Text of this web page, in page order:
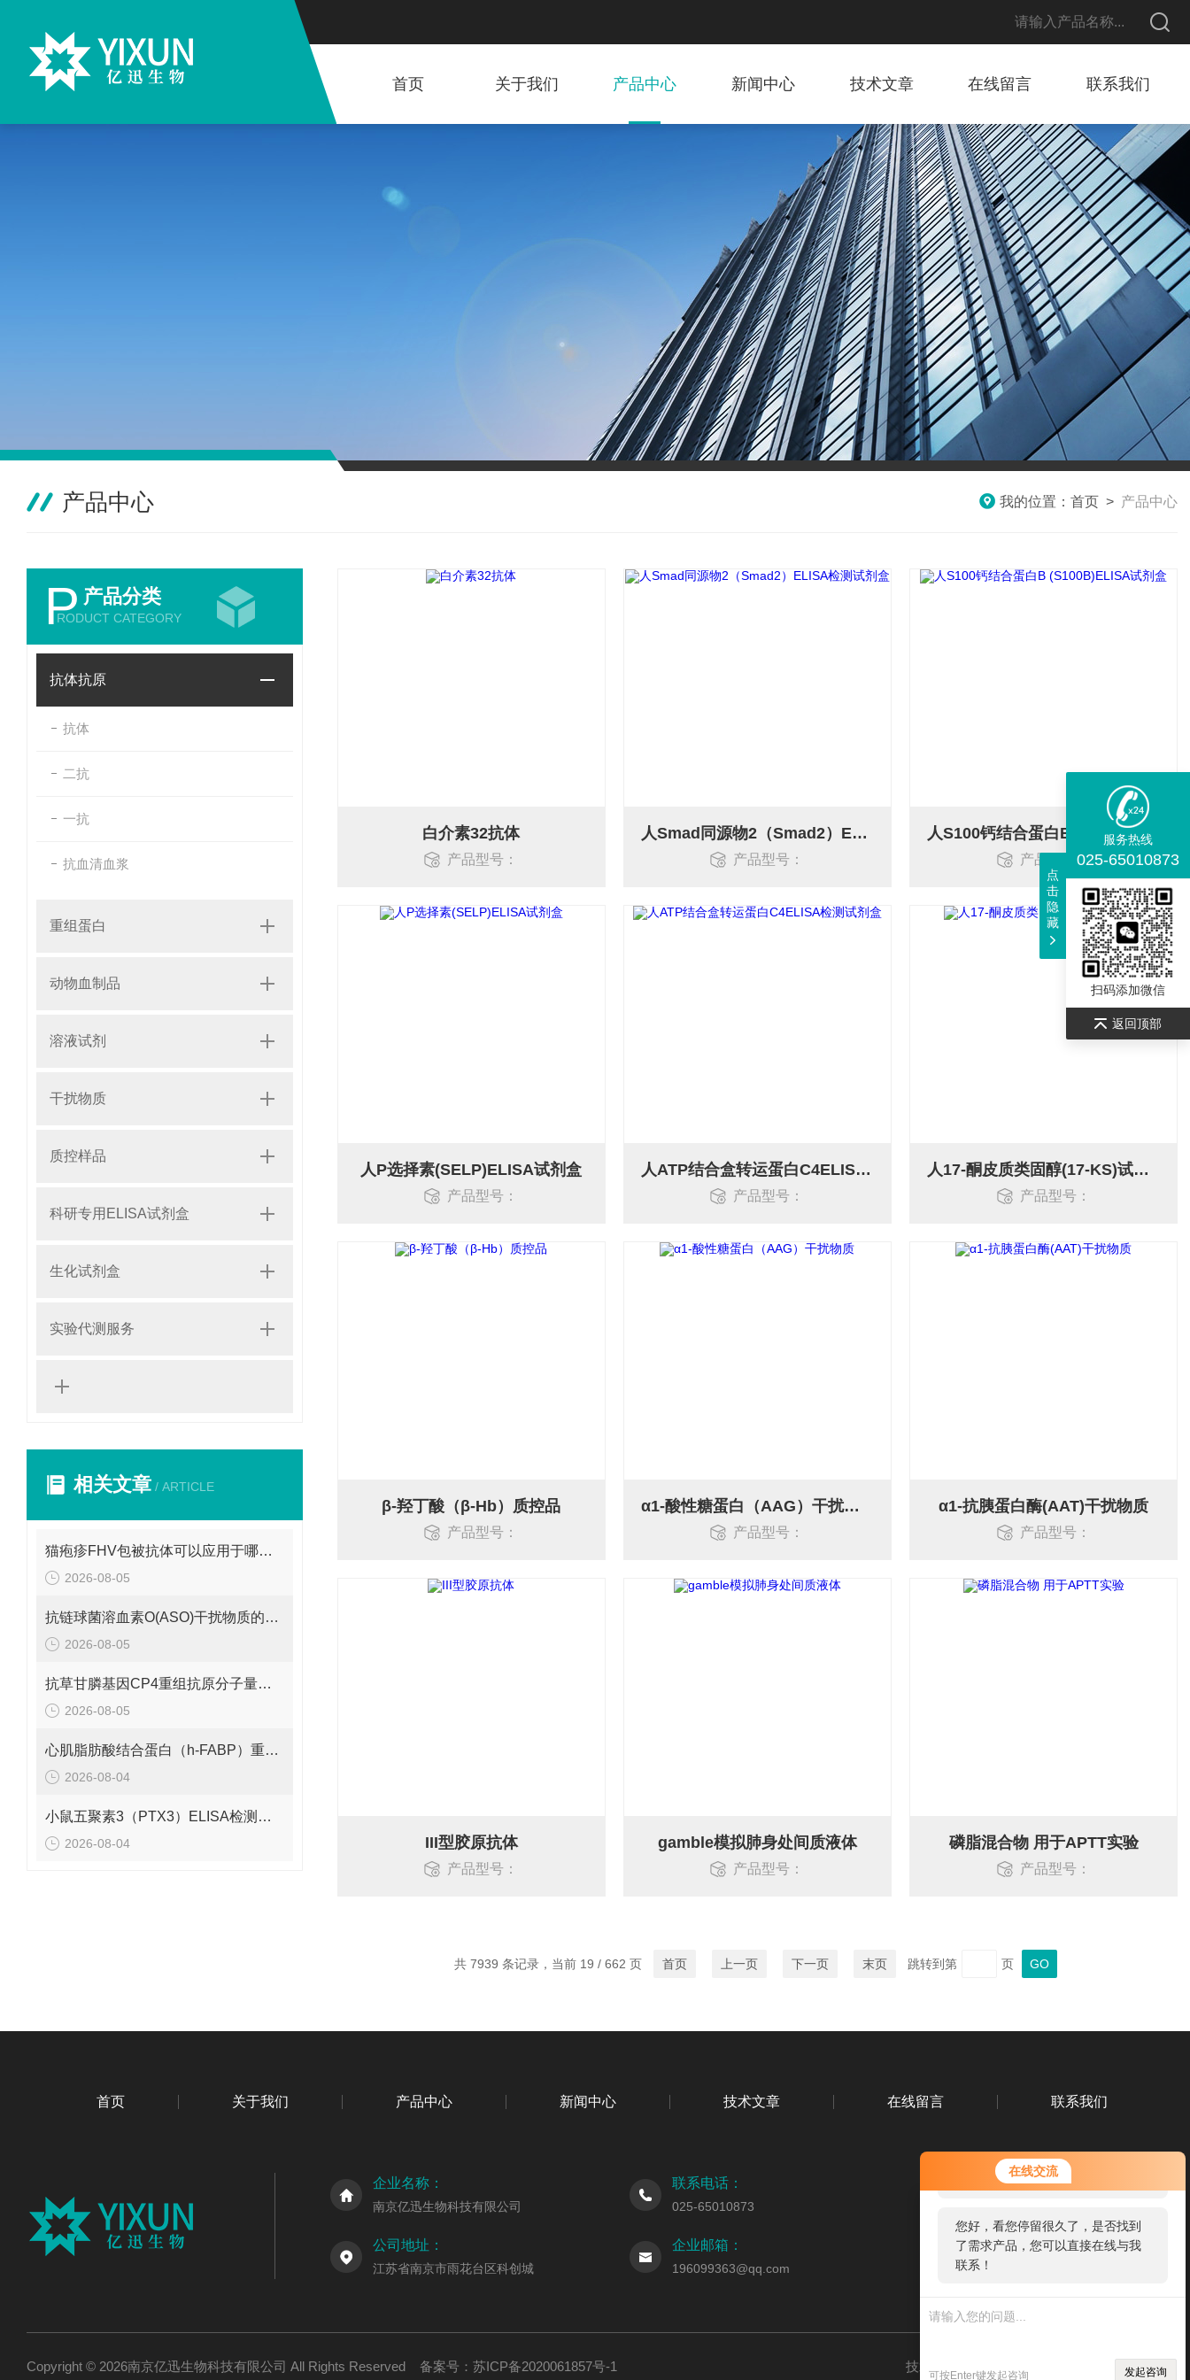
在线交流
您好！欢迎前来咨询，很高兴为您
服务，请问您要咨询什么问题呢？
您好，看您停留很久了，是否找到
了需求产品，您可以直接在线与我
联系！
可按Enter键发起咨询 发起咨询
首页 关于我们 产品中心 新闻中心 技术文章 在线留言 联系我们
产品中心 我的位置： 首页 > 产品中心
P 产品分类
RODUCT CATEGORY
抗体抗原
抗体
二抗
一抗
抗血清血浆
重组蛋白
动物血制品
溶液试剂
干扰物质
质控样品
科研专用ELISA试剂盒
生化试剂盒
实验代测服务
相关文章 / ARTICLE
猫疱疹FHV包被抗体可以应用于哪些方面呢？
2026-08-05
抗链球菌溶血素O(ASO)干扰物质的有效期是多久呢？
2026-08-05
抗草甘膦基因CP4重组抗原分子量是多少呢？
2026-08-05
心肌脂肪酸结合蛋白（h-FABP）重组蛋白的分子量是多少呢？
2026-08-04
小鼠五聚素3（PTX3）ELISA检测试剂盒 应该如何保存呢？
2026-08-04
白介素32抗体
产品型号：
人Smad同源物2（Smad2）ELISA检测试剂盒
产品型号：
人S100钙结合蛋白B (S100B)ELISA试剂盒
产品型号：
人P选择素(SELP)ELISA试剂盒
产品型号：
人ATP结合盒转运蛋白C4ELISA检测试剂盒
产品型号：
人17-酮皮质类固醇(17-KS)试剂盒
产品型号：
β-羟丁酸（β-Hb）质控品
产品型号：
α1-酸性糖蛋白（AAG）干扰物质
产品型号：
α1-抗胰蛋白酶(AAT)干扰物质
产品型号：
III型胶原抗体
产品型号：
gamble模拟肺身处间质液体
产品型号：
磷脂混合物 用于APTT实验
产品型号：
共 7939 条记录，当前 19 / 662 页 首页 上一页 下一页 末页 跳转到第 页
首页 关于我们 产品中心 新闻中心 技术文章 在线留言 联系我们
企业名称：
南京亿迅生物科技有限公司
联系电话：
025-65010873
公司地址：
江苏省南京市雨花台区科创城
企业邮箱：
196099363@qq.com
Copyright © 2026南京亿迅生物科技有限公司 All Rights Reserved 备案号： 苏ICP备2020061857号-1 技术支持： sitemap.xml
服务热线
025-65010873
扫码添加微信
返回顶部
点
击
隐
藏